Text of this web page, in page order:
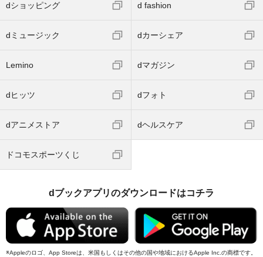
dショッピング d fashion
dミュージック dカーシェア
Lemino dマガジン
dヒッツ dフォト
dアニメストア dヘルスケア
ドコモスポーツくじ
dブックアプリのダウンロードはコチラ
Appleのロゴ、App Storeは、米国もしくはその他の国や地域におけるApple Inc.の商標です。